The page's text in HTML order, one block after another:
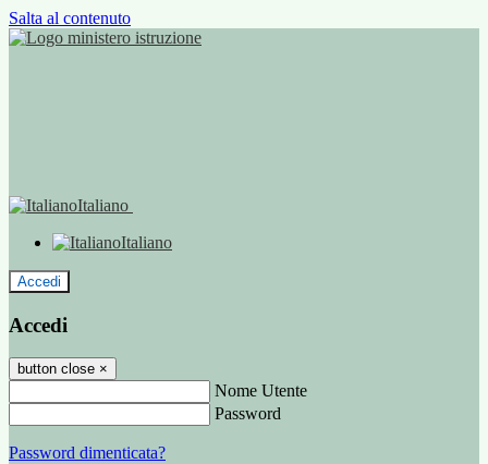
Salta al contenuto
Italiano
Italiano
Accedi
Accedi
button close ×
Nome Utente
Password
Password dimenticata?